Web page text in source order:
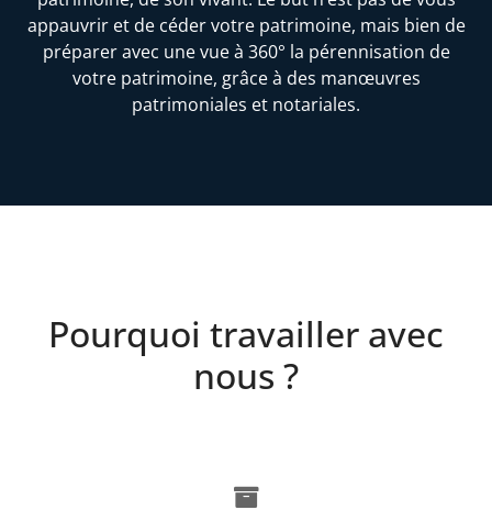
appauvrir et de céder votre patrimoine, mais bien de
préparer avec une vue à 360° la pérennisation de
votre patrimoine, grâce à des manœuvres
patrimoniales et notariales.
Pourquoi travailler avec
nous ?